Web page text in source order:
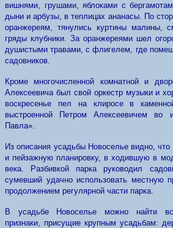
вишнями, грушами, яблоками с
дыни и арбузы, в теплицах ананасы. По
оранжереям, тянулись куртины малины,
гряды клубники. За оранжереями шел
душистыми травами, с флигелем, где
садовников.
Кроме многочисленной комнатной и
Алексеевича был свой оркестр музыки и
воскресенье пел на клиросе в
выстроенной Петром Алексеевичем во
Павла».
Из описания усадьбы Новоселье видно,
и пейзажную планировку, в ходившую в
века. Разбивкой парка руководил
сумевший удачно использовать местную
продолжением регулярной части парка.
В усадьбе Новоселье можно найти
признаки, присущие крупным усадьбам: